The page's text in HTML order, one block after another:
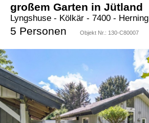
großem Garten in Jütland
Lyngshuse - Kölkär - 7400 - Herning
5 Personen Objekt Nr.: 130-C80007